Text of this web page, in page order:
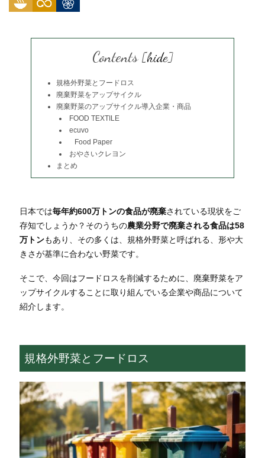
Contents [hide]
規格外野菜とフードロス
廃棄野菜をアップサイクル
廃棄野菜のアップサイクル導入企業・商品
FOOD TEXTILE
ecuvo
Food Paper
おやさいクレヨン
まとめ
日本では毎年約600万トンの食品が廃棄されている現状をご
存知でしょうか？そのうちの農業分野で廃棄される食品は58
万トンもあり、その多くは、規格外野菜と呼ばれる、形や大
きさが基準に合わない野菜です。
そこで、今回はフードロスを削減するために、廃棄野菜をア
ップサイクルすることに取り組んでいる企業や商品について
紹介します。
規格外野菜とフードロス